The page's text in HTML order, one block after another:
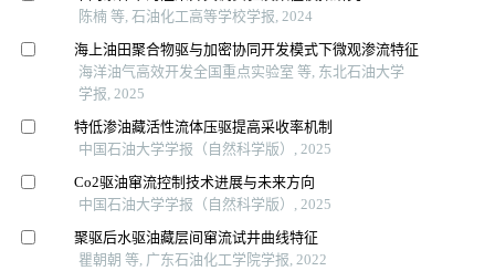
陈楠 等, 石油化工高等学校学报, 2024
海上油田聚合物驱与加密协同开发模式下微观渗流特征
海洋油气高效开发全国重点实验室 等, 东北石油大学
学报, 2025
特低渗油藏活性流体压驱提高采收率机制
中国石油大学学报（自然科学版）, 2025
Co2驱油窜流控制技术进展与未来方向
中国石油大学学报（自然科学版）, 2025
聚驱后水驱油藏层间窜流试井曲线特征
瞿朝朝 等, 广东石油化工学院学报, 2022